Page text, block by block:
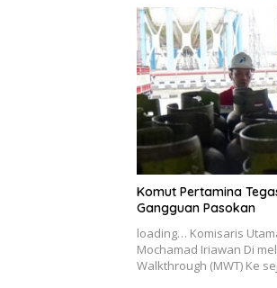
Komut Pertamina
Gangguan Pasokan
loading… Komisaris
Mochamad Iriawan Di
Walkthrough (MWT) Ke